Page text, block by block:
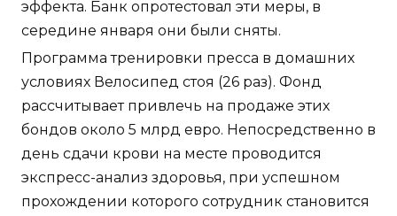
эффекта. Банк опротестовал эти меры, в
середине января они были сняты.
Программа тренировки пресса в домашних
условиях Велосипед стоя (26 раз). Фонд
рассчитывает привлечь на продаже этих
бондов около 5 млрд евро. Непосредственно в
день сдачи крови на месте проводится
экспресс-анализ здоровья, при успешном
прохождении которого сотрудник становится